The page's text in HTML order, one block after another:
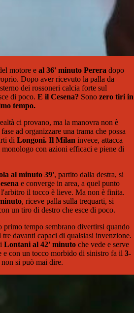
motore e al 36' minuto Perera dopo
Dopo aver ricevuto la palla da
dei rossoneri calcia forte sul
di poco. E il Cesena? Sono zero tiri in
tempo.
ci provano, ma la manovra non è
ad organizzare una trama che possa
di Longoni. Il Milan invece, attacca
con azioni efficaci e piene di
al minuto 39', partito dalla destra, si
e converge in area, a quel punto
il tocco è lieve. Ma non è finita.
, riceve palla sulla trequarti, si
un tiro di destro che esce di poco.
primo tempo sembrano divertirsi quando
tre davanti capaci di qualsiasi invenzione.
Lontani al 42' minuto che vede e serve
e con un tocco morbido di sinistro fa il 3-
si può mai dire.